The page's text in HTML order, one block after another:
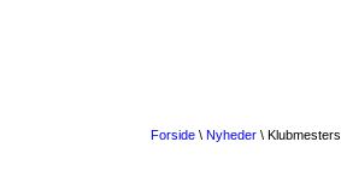
Forside \ Nyheder \